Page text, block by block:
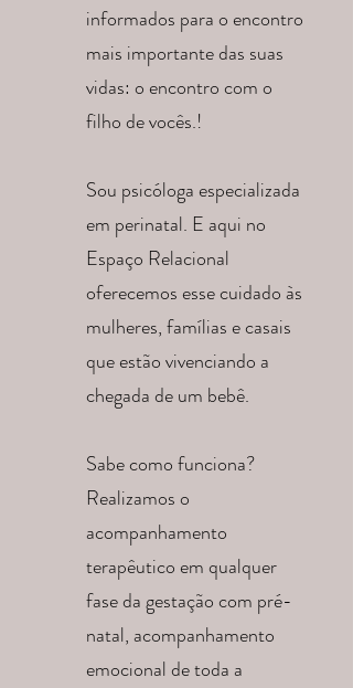
informados para o encontro
mais importante das suas
vidas: o encontro com o
filho de vocês.!
Sou psicóloga especializada
em perinatal. E aqui no
Espaço Relacional
oferecemos esse cuidado às
mulheres, famílias e casais
que estão vivenciando a
chegada de um bebê.
Sabe como funciona?
Realizamos o
acompanhamento
terapêutico em qualquer
fase da gestação com pré-
natal, acompanhamento
emocional de toda a